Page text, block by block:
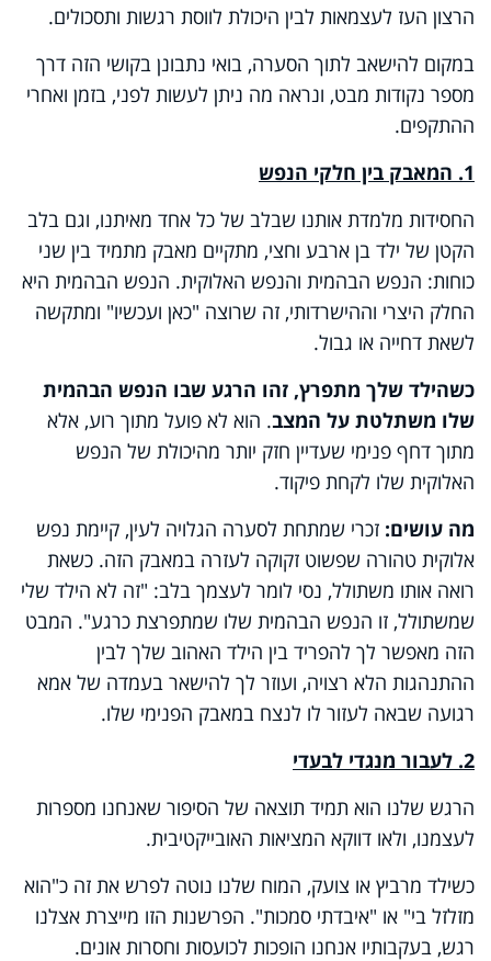
הרצון העז לעצמאות לבין היכולת לווסת רגשות ותסכולים.
במקום להישאב לתוך הסערה, בואי נתבונן בקושי הזה דרך
מספר נקודות מבט, ונראה מה ניתן לעשות לפני, בזמן ואחרי
ההתקפים.
1. המאבק בין חלקי הנפש
החסידות מלמדת אותנו שבלב של כל אחד מאיתנו, וגם בלב
הקטן של ילד בן ארבע וחצי, מתקיים מאבק מתמיד בין שני
כוחות: הנפש הבהמית והנפש האלוקית. הנפש הבהמית היא
החלק היצרי וההישרדותי, זה שרוצה "כאן ועכשיו" ומתקשה
לשאת דחייה או גבול.
כשהילד שלך מתפרץ, זהו הרגע שבו הנפש הבהמית
שלו משתלטת על המצב. הוא לא פועל מתוך רוע, אלא
מתוך דחף פנימי שעדיין חזק יותר מהיכולת של הנפש
האלוקית שלו לקחת פיקוד.
מה עושים: זכרי שמתחת לסערה הגלויה לעין, קיימת נפש
אלוקית טהורה שפשוט זקוקה לעזרה במאבק הזה. כשאת
רואה אותו משתולל, נסי לומר לעצמך בלב: "זה לא הילד שלי
שמשתולל, זו הנפש הבהמית שלו שמתפרצת כרגע". המבט
הזה מאפשר לך להפריד בין הילד האהוב שלך לבין
ההתנהגות הלא רצויה, ועוזר לך להישאר בעמדה של אמא
רגועה שבאה לעזור לו לנצח במאבק הפנימי שלו.
2. לעבור מנגדי לבעדי
הרגש שלנו הוא תמיד תוצאה של הסיפור שאנחנו מספרות
לעצמנו, ולאו דווקא המציאות האובייקטיבית.
כשילד מרביץ או צועק, המוח שלנו נוטה לפרש את זה כ"הוא
מזלזל בי" או "איבדתי סמכות". הפרשנות הזו מייצרת אצלנו
רגש, בעקבותיו אנחנו הופכות לכועסות וחסרות אונים.